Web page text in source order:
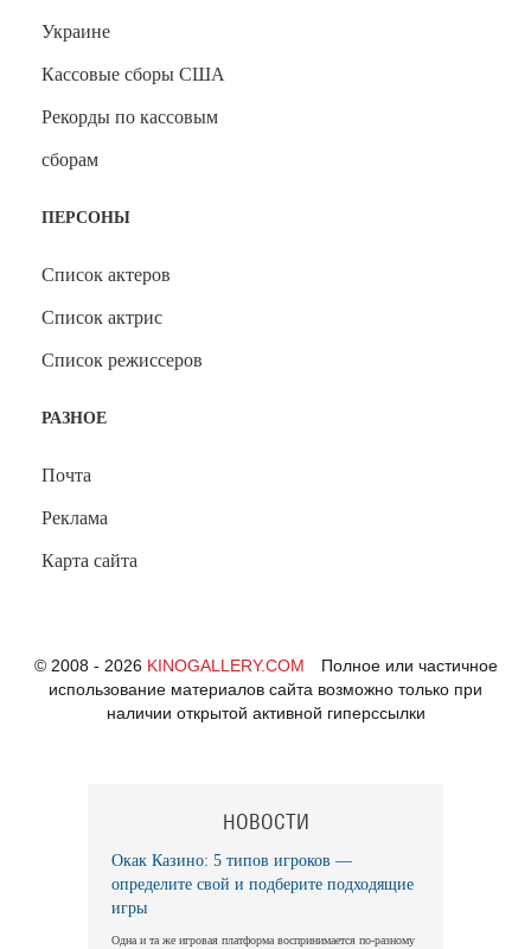
НОВОСТИ
Окак Казино: 5 типов игроков —
определите свой и подберите подходящие
игры
Одна и та же игровая платформа воспринимается по-разному
Украине
Кассовые сборы США
Рекорды по кассовым
сборам
ПЕРСОНЫ
Список актеров
Список актрис
Список режиссеров
РАЗНОЕ
Почта
Реклама
Карта сайта
© 2008 - 2026 KINOGALLERY.COM
Полное или частичное
использование материалов сайта возможно только при
наличии открытой активной гиперссылки